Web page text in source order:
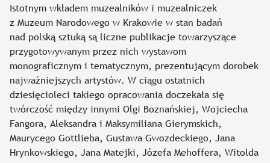
Istotnym wkładem muzealników i muzealniczek
z Muzeum Narodowego w Krakowie w stan badań
nad polską sztuką są liczne publikacje towarzyszące
przygotowywanym przez nich wystawom
monograficznym i tematycznym, prezentującym dorobek
najważniejszych artystów. W ciągu ostatnich
dziesięcioleci takiego opracowania doczekała się
twórczość między innymi Olgi Boznańskiej, Wojciecha
Fangora, Aleksandra i Maksymiliana Gierymskich,
Maurycego Gottlieba, Gustawa Gwozdeckiego, Jana
Hrynkowskiego, Jana Matejki, Józefa Mehoffera, Witolda